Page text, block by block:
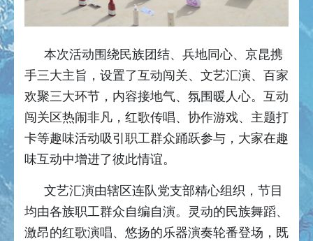
本次活动围绕民族团结、兵地同心、京昆携
手三大主旨，设置了互动闯关、文艺汇演、百家
欢聚三大环节，内容接地气、氛围暖人心。互动
闯关区热闹非凡，红歌传唱、协作游戏、主题打
卡等趣味活动吸引职工群众踊跃参与，大家在趣
味互动中增进了彼此情谊。
文艺汇演由辖区连队党支部精心组织，节目
均由各族职工群众自编自演。灵动的民族舞蹈、
激昂的红歌演唱、悠扬的乐器演奏轮番登场，既